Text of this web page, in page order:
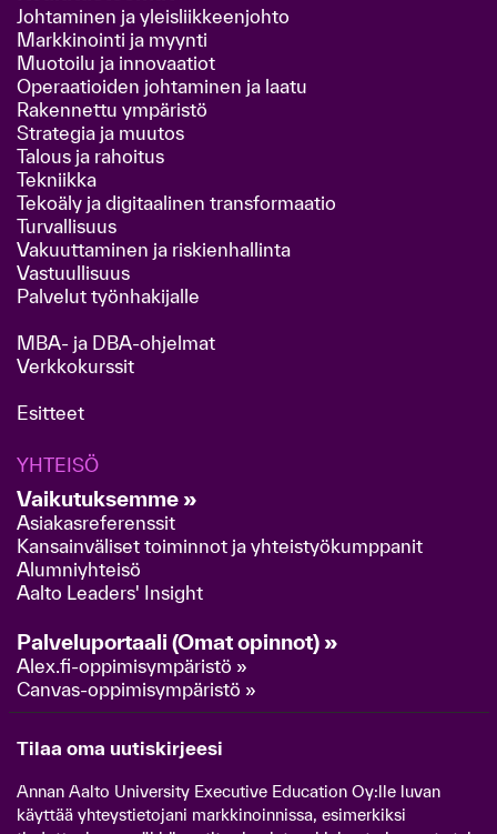
Johtaminen ja yleisliikkeenjohto
Markkinointi ja myynti
Muotoilu ja innovaatiot
Operaatioiden johtaminen ja laatu
Rakennettu ympäristö
Strategia ja muutos
Talous ja rahoitus
Tekniikka
Tekoäly ja digitaalinen transformaatio
Turvallisuus
Vakuuttaminen ja riskienhallinta
Vastuullisuus
Palvelut työnhakijalle
MBA- ja DBA-ohjelmat
Verkkokurssit
Esitteet
YHTEISÖ
Vaikutuksemme »
Asiakasreferenssit
Kansainväliset toiminnot ja yhteistyökumppanit
Alumniyhteisö
Aalto Leaders' Insight
Palveluportaali (Omat opinnot) »
Alex.fi-oppimisympäristö »
Canvas-oppimisympäristö »
Tilaa oma uutiskirjeesi
Annan Aalto University Executive Education Oy:lle luvan
käyttää yhteystietojani markkinoinnissa, esimerkiksi